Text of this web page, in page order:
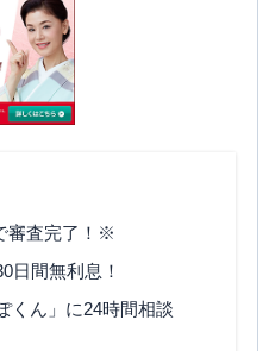
審査完了！※
日間無利息！
くん」に24時間相談